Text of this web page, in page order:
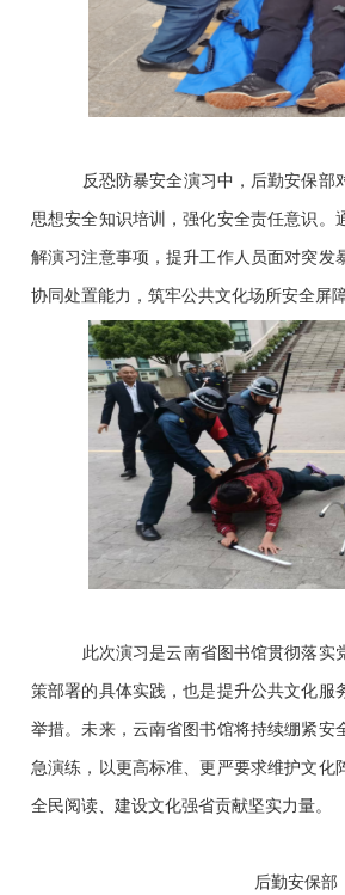
反恐防暴安全演习中，后勤安保部
思想安全知识培训，强化安全责任意识。
解演习注意事项，提升工作人员面对突发
协同处置能力，筑牢公共文化场所安全屏障
此次演习是云南省图书馆贯彻落实
策部署的具体实践，也是提升公共文化服
举措。未来，云南省图书馆将持续绷紧安
急演练，以更高标准、更严要求维护文化
全民阅读、建设文化强省贡献坚实力量。
后勤安保部